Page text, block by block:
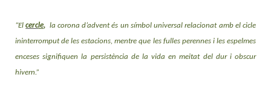
“Elcercle, la corona d’advent és un símbol universal relacionat amb el cicle
ininterromput de les estacions, mentre que les fulles perennes i les espelmes
enceses signifiquen la persistència de la vida en meitat del dur i obscur
hivern.”